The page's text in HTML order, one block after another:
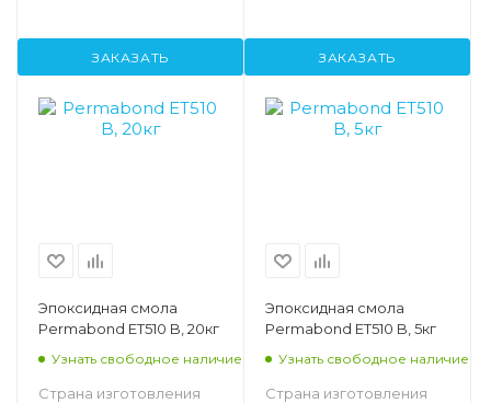
ЗАКАЗАТЬ ЗАКАЗАТЬ
Эпоксидная смола
Permabond ET510 B, 20кг
Узнать свободное наличие
Страна изготовления
Эпоксидная смола
Permabond ET510 B, 5кг
Узнать свободное наличие
Страна изготовления